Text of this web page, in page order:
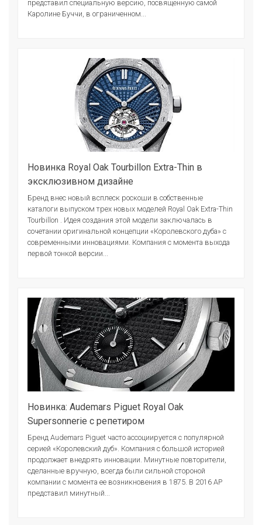
представил специальную версию, посвященную самой
Каролине Буччи, в ограниченном...
Новинка Royal Oak Tourbillon Extra-Thin в
эксклюзивном дизайне
Бренд внес новый всплеск роскоши в собственные
каталоги выпуском трех новых моделей Royal Oak Extra-Thin
Tourbillon . Идея создания этой модели заключалась в
сочетании оригинальной концепции «Королевского дуба» с
современными инновациями. Компания с момента выхода
первой тонкой версии...
Новинка: Audemars Piguet Royal Oak
Supersonnerie с репетиром
Бренд Audemars Piguet часто ассоциируется с популярной
серией «Королевский дуб». Компания с большой историей
продолжает внедрять инновации. Минутные повторители,
сделанные вручную, всегда были сильной стороной
компании с момента ее возникновения в 1875. В 2016 АР
представил минутный...